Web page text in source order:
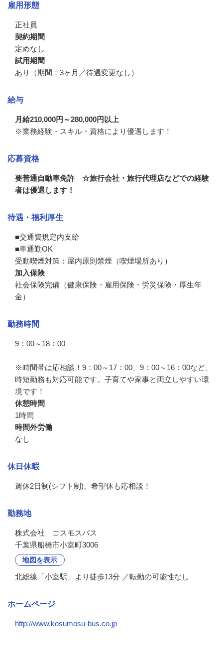
雇用形態
正社員
契約期間
定めなし
試用期間
あり（期間：3ヶ月／待遇変更なし）
給与
月給210,000円～280,000円以上
※業務経験・スキル・資格により優遇します！
応募資格
要普通自動車免許 ☆旅行会社・旅行代理店などでの経験
者は優遇します！
待遇・福利厚生
■交通費規定内支給
■車通勤OK
受動喫煙対策：屋内原則禁煙（喫煙場所あり）
加入保険
社会保険完備（健康保険・雇用保険・労災保険・厚生年
金）
勤務時間
9：00～18：00
※時間帯は応相談！9：00～17：00、9：00～16：00など、
時短勤務も対応可能です。子育てや家事と両立しやすい環
境です！
休憩時間
1時間
時間外労働
なし
休日休暇
週休2日制(シフト制)、希望休も応相談！
勤務地
株式会社　コスモスバス
千葉県船橋市小室町3006
地図を表示
北総線「小室駅」より徒歩13分 ／転勤の可能性なし
ホームページ
http://www.kosumosu-bus.co.jp